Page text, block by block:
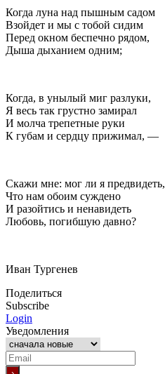
Когда луна над пышным садом
Взойдет и мы с тобой сидим
Перед окном беспечно рядом,
Дыша дыханием одним;
Когда, в унылый миг разлуки,
Я весь так грустно замирал
И молча трепетные руки
К губам и сердцу прижимал, —
Скажи мне: мог ли я предвидеть,
Что нам обоим суждено
И разойтись и ненавидеть
Любовь, погибшую давно?
Иван Тургенев
Поделиться
Subscribe
Login
Уведомления